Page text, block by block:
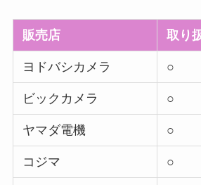
販売店 取り
ヨドバシカメラ ○
ビックカメラ ○
ヤマダ電機 ○
コジマ ○